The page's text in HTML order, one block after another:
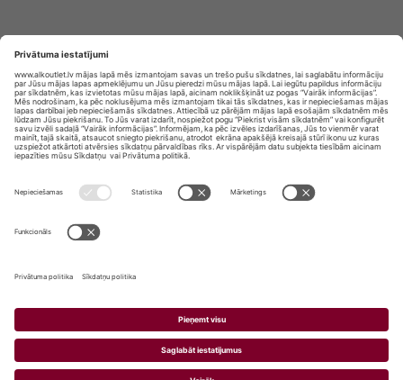
Privātuma Iestatījumi
E-veikala lietošanas noteikumi
ALKOHOLA PĀRDOŠANA, IEGĀDĀŠANĀS UN
NODOŠANA NEPILNGADĪGĀM PERSONĀM IR
AIZLIEGTA.